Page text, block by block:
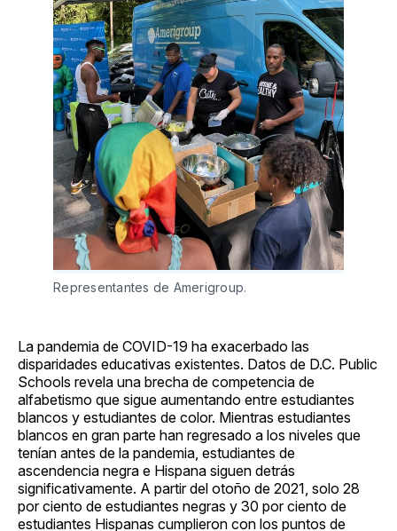
Representantes de Amerigroup.
La pandemia de COVID-19 ha exacerbado las
disparidades educativas existentes. Datos de D.C. Public
Schools revela una brecha de competencia de
alfabetismo que sigue aumentando entre estudiantes
blancos y estudiantes de color. Mientras estudiantes
blancos en gran parte han regresado a los niveles que
tenían antes de la pandemia, estudiantes de
ascendencia negra e Hispana siguen detrás
significativamente. A partir del otoño de 2021, solo 28
por ciento de estudiantes negras y 30 por ciento de
estudiantes Hispanas cumplieron con los puntos de